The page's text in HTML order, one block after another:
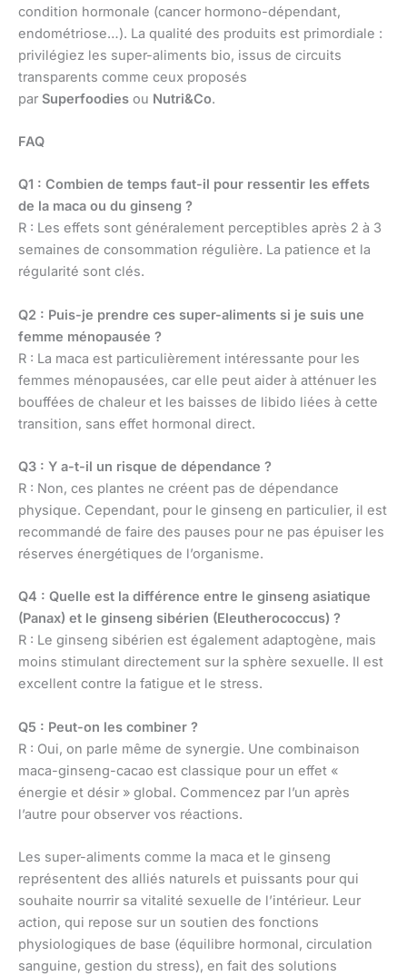
condition hormonale (cancer hormono-dépendant,
endométriose…). La qualité des produits est primordiale :
privilégiez les super-aliments bio, issus de circuits
transparents comme ceux proposés
par Superfoodies ou Nutri&Co.
FAQ
Q1 : Combien de temps faut-il pour ressentir les effets
de la maca ou du ginseng ?
R : Les effets sont généralement perceptibles après 2 à 3
semaines de consommation régulière. La patience et la
régularité sont clés.
Q2 : Puis-je prendre ces super-aliments si je suis une
femme ménopausée ?
R : La maca est particulièrement intéressante pour les
femmes ménopausées, car elle peut aider à atténuer les
bouffées de chaleur et les baisses de libido liées à cette
transition, sans effet hormonal direct.
Q3 : Y a-t-il un risque de dépendance ?
R : Non, ces plantes ne créent pas de dépendance
physique. Cependant, pour le ginseng en particulier, il est
recommandé de faire des pauses pour ne pas épuiser les
réserves énergétiques de l’organisme.
Q4 : Quelle est la différence entre le ginseng asiatique
(Panax) et le ginseng sibérien (Eleutherococcus) ?
R : Le ginseng sibérien est également adaptogène, mais
moins stimulant directement sur la sphère sexuelle. Il est
excellent contre la fatigue et le stress.
Q5 : Peut-on les combiner ?
R : Oui, on parle même de synergie. Une combinaison
maca-ginseng-cacao est classique pour un effet «
énergie et désir » global. Commencez par l’un après
l’autre pour observer vos réactions.
Les super-aliments comme la maca et le ginseng
représentent des alliés naturels et puissants pour qui
souhaite nourrir sa vitalité sexuelle de l’intérieur. Leur
action, qui repose sur un soutien des fonctions
physiologiques de base (équilibre hormonal, circulation
sanguine, gestion du stress), en fait des solutions